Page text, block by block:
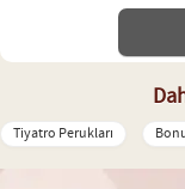
Tiyatro Perukları